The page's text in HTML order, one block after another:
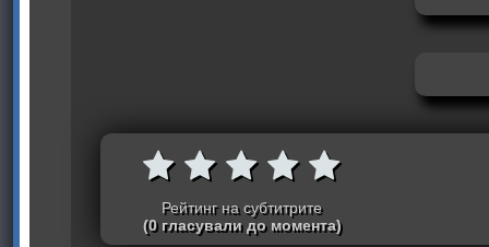
Рейтинг на субтитрите
(0 гласували до момента)